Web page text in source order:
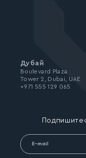
Дубай
Boulevard Plaza
Tower 2, Dubai, UAE
+971 555 129 065